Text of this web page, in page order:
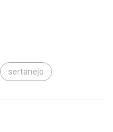
sertanejo